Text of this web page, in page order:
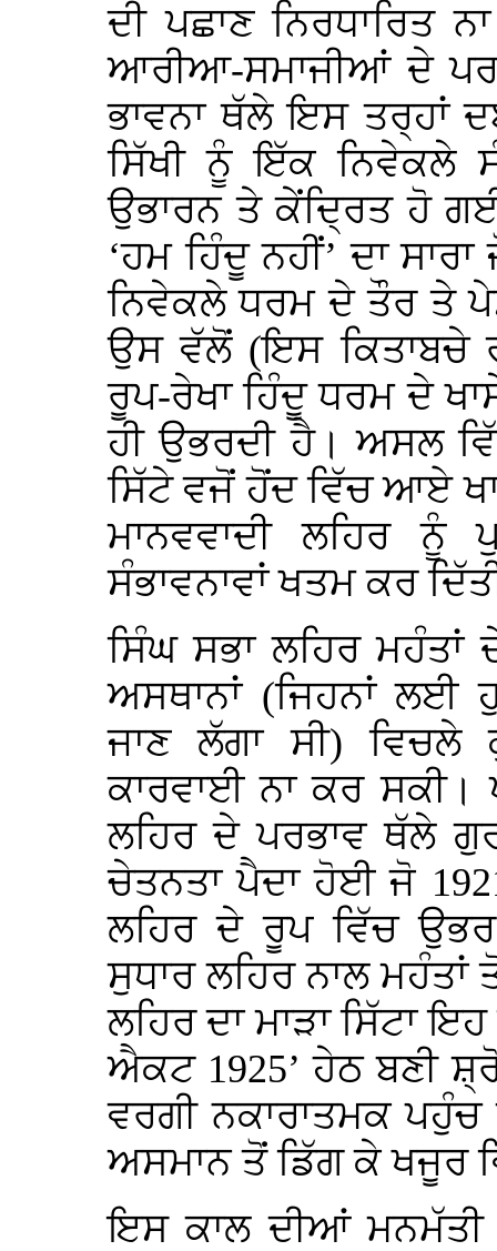
ਦੀ ਪਛਾਣ
ਆਰੀਆ-ਸਮਾਜੀਆਂ ਦੇ
ਭਾਵਨਾ ਥੱਲੇ ਇਸ ਤਰ੍ਹਾਂ
ਸਿੱਖੀ ਨੂੰ ਇੱਕ ਨਿਵੇਕਲੇ
ਉਭਾਰਨ ਤੇ ਕੇਂਦ੍ਰਿਤ ਹੋ
‘ਹਮ ਹਿੰਦੂ ਨਹੀਂ’ ਦਾ
ਨਿਵੇਕਲੇ ਧਰਮ ਦੇ ਤੌਰ ਤੇ
ਉਸ ਵੱਲੋਂ (ਇਸ ਕਿਤਾਬਚੇ
ਰੂਪ-ਰੇਖਾ ਹਿੰਦੂ ਧਰਮ ਦੇ
ਹੀ ਉਭਰਦੀ ਹੈ। ਅਸਲ
ਸਿੱਟੇ ਵਜੋਂ ਹੋਂਦ ਵਿੱਚ ਆਏ
ਮਾਨਵਵਾਦੀ ਲਹਿਰ
ਸੰਭਾਵਨਾਵਾਂ ਖਤਮ ਕਰ
ਸਿੰਘ ਸਭਾ ਲਹਿਰ ਮਹੰਤਾਂ
ਅਸਥਾਨਾਂ (ਜਿਹਨਾਂ ਲਈ
ਜਾਣ ਲੱਗਾ ਸੀ)
ਕਾਰਵਾਈ ਨਾ ਕਰ
ਲਹਿਰ ਦੇ ਪਰਭਾਵ ਥੱਲੇ
ਚੇਤਨਤਾ ਪੈਦਾ ਹੋਈ ਜੋ
ਲਹਿਰ ਦੇ ਰੂਪ ਵਿੱਚ
ਸੁਧਾਰ ਲਹਿਰ ਨਾਲ
ਲਹਿਰ ਦਾ ਮਾੜਾ ਸਿੱਟਾ
ਐਕਟ 1925’ ਹੇਠ ਬਣੀ
ਵਰਗੀ ਨਕਾਰਾਤਮਕ
ਅਸਮਾਨ ਤੋਂ ਡਿੱਗ ਕੇ ਖਜੂਰ
ਇਸ ਕਾਲ ਦੀਆਂ ਮਨਮੱਤੀ